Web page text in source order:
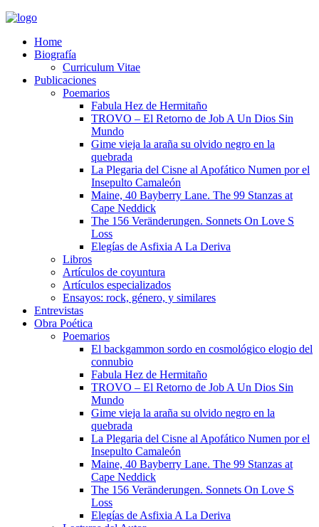
Home
Biografía
Curriculum Vitae​
Publicaciones
Poemarios
Fabula Hez de Hermitaño
TROVO – El Retorno de Job A Un Dios Sin
Mundo
Gime vieja la araña su olvido negro en la
quebrada
La Plegaria del Cisne al Apofático Numen por el
Insepulto Camaleón
Maine, 40 Bayberry Lane. The 99 Stanzas at
Cape Neddick
The 156 Veränderungen. Sonnets On Love S
Loss
Elegías de Asfixia A La Deriva
Libros
Artículos de coyuntura
Artículos especializados
Ensayos: rock, género, y similares
Entrevistas
Obra Poética
Poemarios
El backgammon sordo en cosmológico elogio del
connubio
Fabula Hez de Hermitaño
TROVO – El Retorno de Job A Un Dios Sin
Mundo
Gime vieja la araña su olvido negro en la
quebrada
La Plegaria del Cisne al Apofático Numen por el
Insepulto Camaleón
Maine, 40 Bayberry Lane. The 99 Stanzas at
Cape Neddick
The 156 Veränderungen. Sonnets On Love S
Loss
Elegías de Asfixia A La Deriva